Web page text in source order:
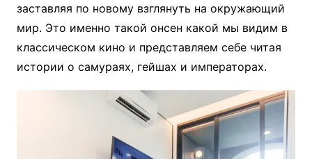
заставляя по новому взглянуть на окружающий
мир. Это именно такой онсен какой мы видим в
классическом кино и представляем себе читая
истории о самураях, гейшах и императорах.